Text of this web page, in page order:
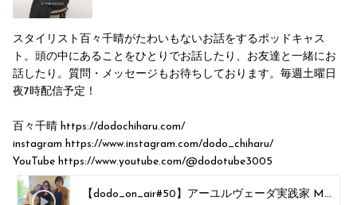
スタイリスト百々千晴がたわいもないお話をするポッドキャス
ト。頭の中にあることをひとりでお話したり、お友達と一緒にお
話したり。質問・メッセージもお待ちしております。毎週土曜日
夜7時配信予定！
百々千晴 ⁠https://dodochiharu.com/⁠
instagram ⁠https://www.instagram.com/dodo_chiharu/⁠
YouTube ⁠⁠⁠⁠⁠⁠⁠⁠⁠⁠⁠⁠⁠⁠⁠⁠⁠⁠⁠⁠⁠⁠⁠⁠⁠⁠⁠⁠⁠⁠⁠⁠⁠⁠⁠⁠⁠⁠⁠⁠⁠⁠⁠⁠⁠⁠⁠⁠⁠⁠⁠⁠⁠⁠⁠https://www.youtube.com/@dodotube3005⁠
【dodo_on_air#50】⁠アーユルヴェーダ実践家 MOTOKOさん・チャクラグラシスト翠さんPart2！